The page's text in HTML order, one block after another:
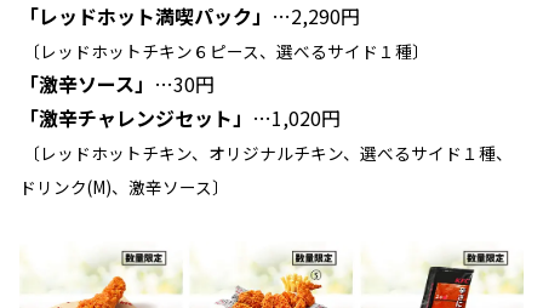
「レッドホット満喫パック」 …2,290円
〔レッドホットチキン６ピース、選べるサイド１種〕
「激辛ソース」 …30円
「激辛チャレンジセット」 …1,020円
〔レッドホットチキン、オリジナルチキン、選べるサイド１種、
ドリンク(M)、激辛ソース〕